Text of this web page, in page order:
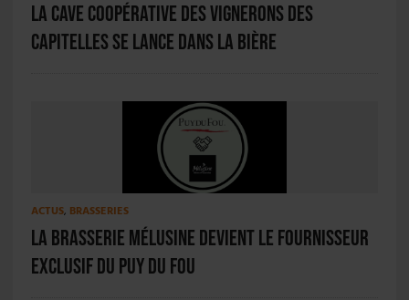
La cave coopérative des Vignerons des
Capitelles se lance dans la bière
ACTUS, BRASSERIES
La brasserie Mélusine devient le fournisseur
exclusif du Puy du Fou